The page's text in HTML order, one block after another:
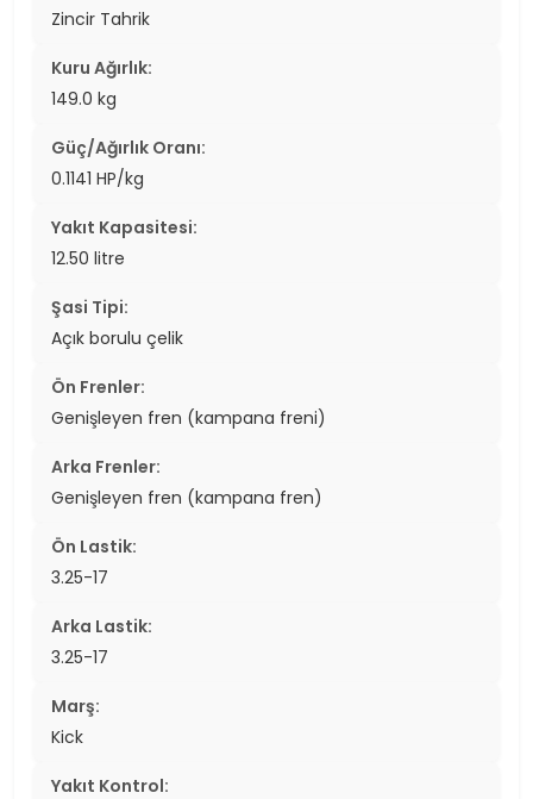
Zincir Tahrik
Kuru Ağırlık:
149.0 kg
Güç/Ağırlık Oranı:
0.1141 HP/kg
Yakıt Kapasitesi:
12.50 litre
Şasi Tipi:
Açık borulu çelik
Ön Frenler:
Genişleyen fren (kampana freni)
Arka Frenler:
Genişleyen fren (kampana fren)
Ön Lastik:
3.25-17
Arka Lastik:
3.25-17
Marş:
Kick
Yakıt Kontrol: